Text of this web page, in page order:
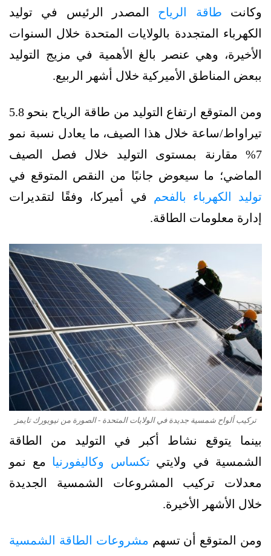
وكانت طاقة الرياح المصدر الرئيس في توليد
الكهرباء المتجددة بالولايات المتحدة خلال السنوات
الأخيرة، وهي عنصر بالغ الأهمية في مزيج التوليد
ببعض المناطق الأميركية خلال أشهر الربيع.
ومن المتوقع ارتفاع التوليد من طاقة الرياح بنحو 5.8
تيراواط/ساعة خلال هذا الصيف، ما يعادل نسبة نمو
7% مقارنة بمستوى التوليد خلال فصل الصيف
الماضي؛ ما سيعوض جانبًا من النقص المتوقع في
توليد الكهرباء بالفحم
في أميركا، وفقًا لتقديرات
إدارة معلومات الطاقة.
تركيب ألواح شمسية جديدة في الولايات المتحدة - الصورة من نيويورك تايمز
بينما يتوقع نشاط أكبر في التوليد من الطاقة
الشمسية في ولايتي تكساس وكاليفورنيا مع نمو
معدلات تركيب المشروعات الشمسية الجديدة
خلال الأشهر الأخيرة.
ومن المتوقع أن تسهم مشروعات الطاقة الشمسية